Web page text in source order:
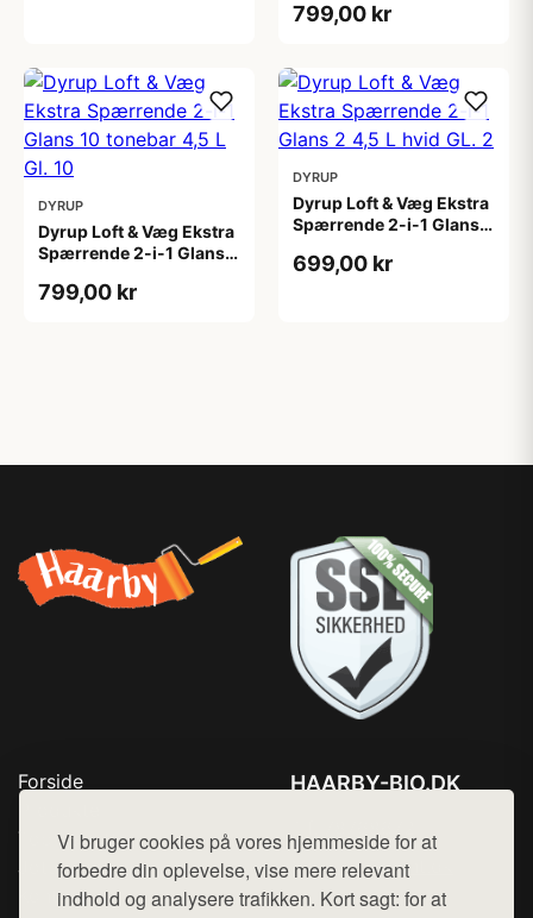
Vi bruger cookies på vores hjemmeside for at
forbedre din oplevelse, vise mere relevant
indhold og analysere trafikken. Kort sagt: for at
799,00 kr
DYRUP
Dyrup Loft & Væg Ekstra
Spærrende 2-i-1 Glans
799,00 kr
DYRUP
Dyrup Loft & Væg Ekstra
Spærrende 2-i-1 Glans 2
699,00 kr
Forside
Top Rabatter
Jotun maling
Kontakt
HAARBY-BIO.DK
Mail: hej@want.dk